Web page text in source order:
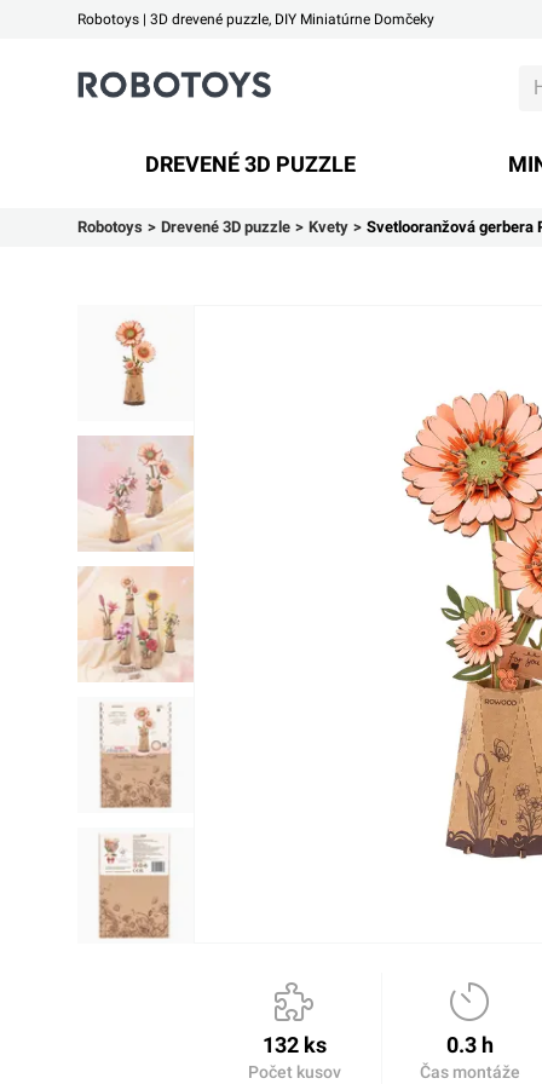
Robotoys | 3D drevené puzzle, DIY Miniatúrne Domčeky
Robotoys
Robotoys Drevené 3D puzzle Kvety Svetlooranžová gerbera
DREVENÉ 3D PUZZLE
132 ks
Počet kusov
0.3 h
Čas montáže